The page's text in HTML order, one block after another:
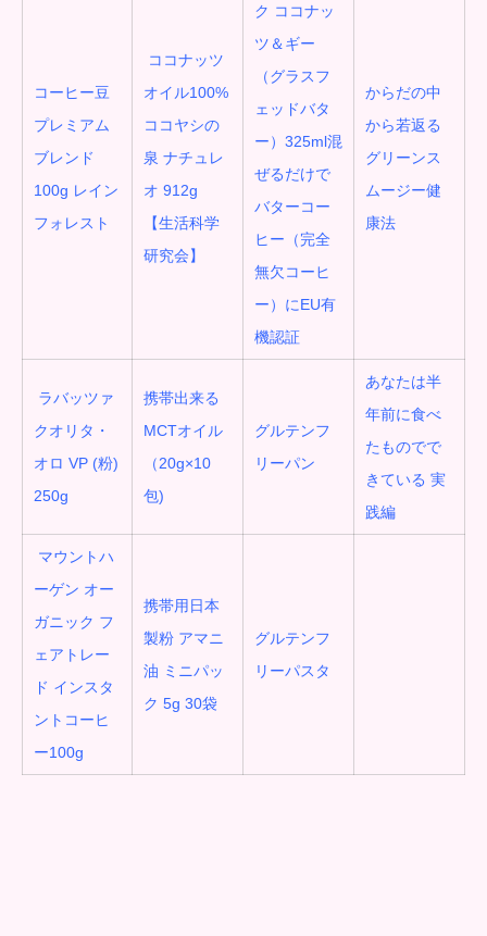
コーヒー豆
プレミアム
ブレンド
100g レイン
フォレスト
ココナッツ
オイル100%
ココヤシの
泉 ナチュレ
オ 912g
【生活科学
研究会】
ク ココナッ
ツ＆ギー
（グラスフ
ェッドバタ
ー）325ml混
ぜるだけで
バターコー
ヒー（完全
無欠コーヒ
ー）にEU有
機認証
からだの中
から若返る
グリーンス
ムージー健
康法
ラバッツァ
クオリタ・
オロ VP (粉)
250g
携帯出来る
MCTオイル
（20g×10
包)
グルテンフ
リーパン
あなたは半
年前に食べ
たものでで
きている 実
践編
マウントハ
ーゲン オー
ガニック フ
ェアトレー
ド インスタ
ントコーヒ
ー100g
携帯用日本
製粉 アマニ
油 ミニパッ
ク 5g 30袋
グルテンフ
リーパスタ